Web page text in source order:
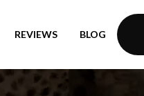
REVIEWS BLOG